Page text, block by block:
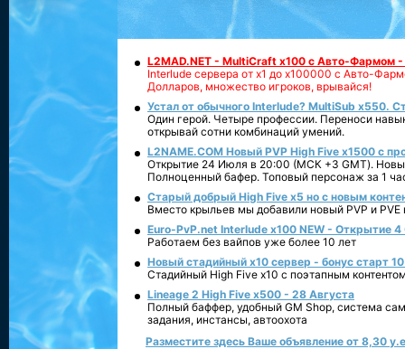
L2MAD.NET - MultiCraft x100 с Авто-Фармом
Interlude сервера от х1 до х100000 с Авто-
Долларов, множество игроков, врывайся!
Устал от обычного Interlude? MultiSub x550.
Один герой. Четыре профессии. Переноси
открывай сотни комбинаций умений.
L2NAME.COM Новый PVP High Five x1500 с
Открытие 24 Июля в 20:00 (МСК +3 GMT).
Полноценный бафер. Топовый персонаж за 1
Старый добрый High Five x5 но с новым
Вместо крыльев мы добавили новый PVP и PVE
Euro-PvP.net Interlude х100 NEW - Открытие 4
Работаем без вайпов уже более 10 лет
Новый стадийный х10 сервер - бонус старт
Стадийный High Five x10 с поэтапным
Lineage 2 High Five x500 - 28 Августа
Полный баффер, удобный GM Shop, система
задания, инстансы, автоохота
Разместите здесь Ваше объявление от 8,30